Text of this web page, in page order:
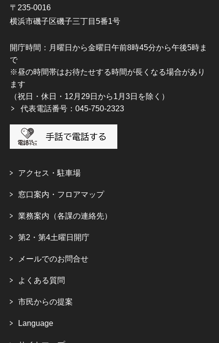
〒235-0016
横浜市磯子区磯子三丁目5番1号
開庁時間：月曜日から金曜日午前8時45分から午後5時ま
で
※昼の時間帯はお待たせする時間が長くなる場合があり
ます
（祝日・休日・12月29日から1月3日を除く）
代表電話番号：045-750-2323
アクセス・駐車場
窓口案内・フロアマップ
業務案内（各課の連絡先）
第2・第4土曜日開庁
メールでのお問合せ
よくある質問
市民からの提案
Language